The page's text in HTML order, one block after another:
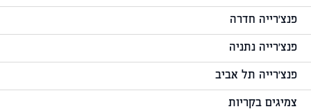
פנצ'רייה חדרה
פנצ'רייה נתניה
פנצ'רייה תל אביב
צמיגים בקריות